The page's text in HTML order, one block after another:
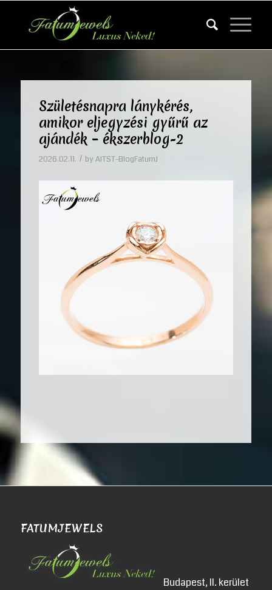
Születésnapra lánykérés,
amikor eljegyzési gyűrű az
ajándék – ékszerblog-2
2026.02.11. / by AITST-BlogFatumJ
FATUMJEWELS
Budapest, II. kerület